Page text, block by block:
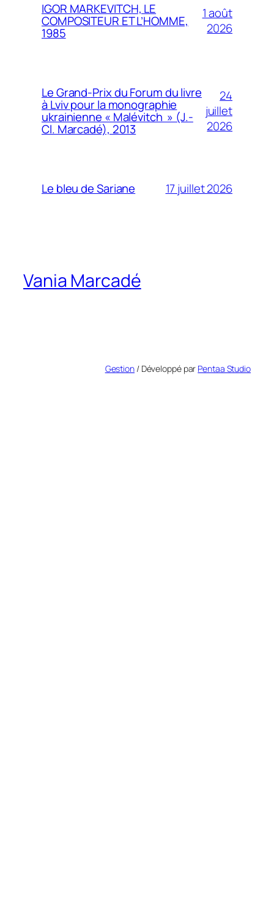
IGOR MARKEVITCH, LE
COMPOSITEUR ET L’HOMME,
1985
1 août
2026
Le Grand-Prix du Forum du livre
à Lviv pour la monographie
ukrainienne « Malévitch » (J.-
Cl. Marcadé), 2013
24
juillet
2026
Le bleu de Sariane 17 juillet 2026
Vania Marcadé
Gestion/ Développé par Pentaa Studio